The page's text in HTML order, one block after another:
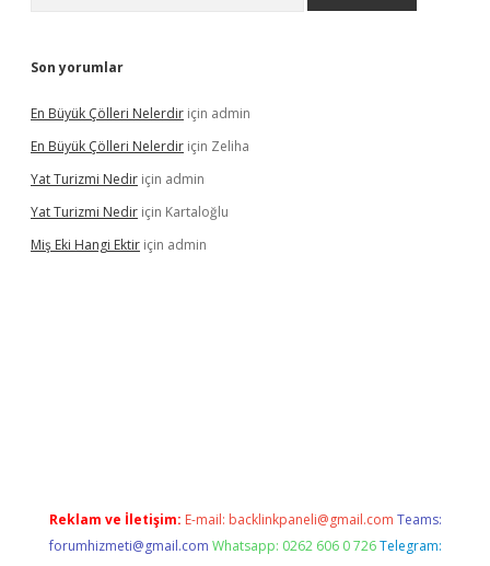
Son yorumlar
En Büyük Çölleri Nelerdir için admin
En Büyük Çölleri Nelerdir için Zeliha
Yat Turizmi Nedir için admin
Yat Turizmi Nedir için Kartaloğlu
Miş Eki Hangi Ektir için admin
Reklam ve İletişim: E-mail: backlinkpaneli@gmail.com Teams:
forumhizmeti@gmail.com Whatsapp: 0262 606 0 726 Telegram: